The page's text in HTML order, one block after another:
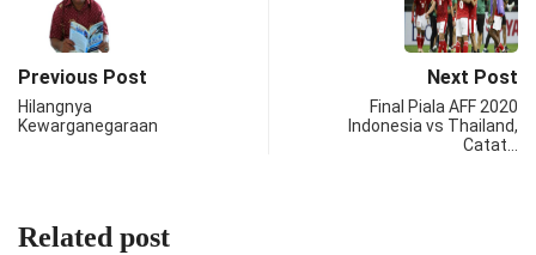
Previous Post
Hilangnya
Kewarganegaraan
Next Post
Final Piala AFF 2020
Indonesia vs Thailand,
Catat…
Related post